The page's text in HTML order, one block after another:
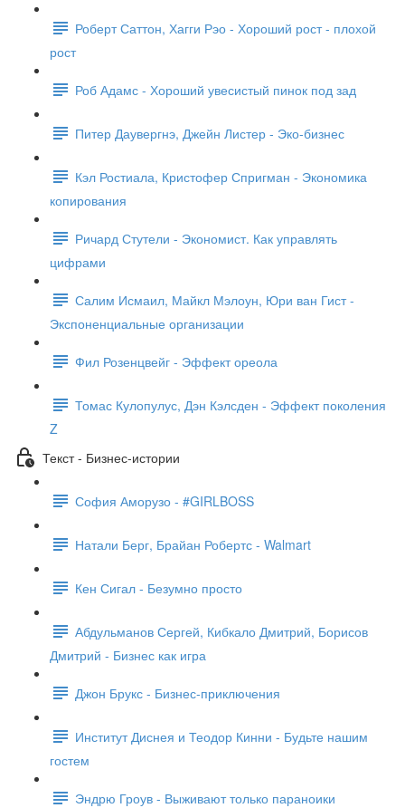
Роберт Саттон, Хагги Рэо - Хороший рост - плохой
рост
Роб Адамс - Хороший увесистый пинок под зад
Питер Даувергнэ, Джейн Листер - Эко-бизнес
Кэл Ростиала, Кристофер Спригман - Экономика
копирования
Ричард Стутели - Экономист. Как управлять
цифрами
Салим Исмаил, Майкл Мэлоун, Юри ван Гист -
Экспоненциальные организации
Фил Розенцвейг - Эффект ореола
Томас Кулопулус, Дэн Кэлсден - Эффект поколения
Z
Текст - Бизнес-истории
София Аморузо - #GIRLBOSS
Натали Берг, Брайан Робертс - Walmart
Кен Сигал - Безумно просто
Абдульманов Сергей, Кибкало Дмитрий, Борисов
Дмитрий - Бизнес как игра
Джон Брукс - Бизнес-приключения
Институт Диснея и Теодор Кинни - Будьте нашим
гостем
Эндрю Гроув - Выживают только параноики